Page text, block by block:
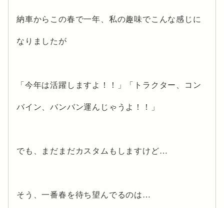
納車からこの春で一年、私の趣味でこんな感じに
なりましたが
「今年は活躍しますよ！！」「トラクター、コン
バイン、バンバン運んじゃうよ！！」
でも、まだまだカスタムもしますけど…
そう、一番春を待ち望んでるのは…